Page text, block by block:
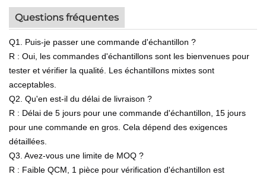
Questions fréquentes
Q1. Puis-je passer une commande d'échantillon ?
R : Oui, les commandes d'échantillons sont les bienvenues pour
tester et vérifier la qualité. Les échantillons mixtes sont
acceptables.
Q2. Qu'en est-il du délai de livraison ?
R : Délai de 5 jours pour une commande d'échantillon, 15 jours
pour une commande en gros. Cela dépend des exigences
détaillées.
Q3. Avez-vous une limite de MOQ ?
R : Faible QCM, 1 pièce pour vérification d'échantillon est